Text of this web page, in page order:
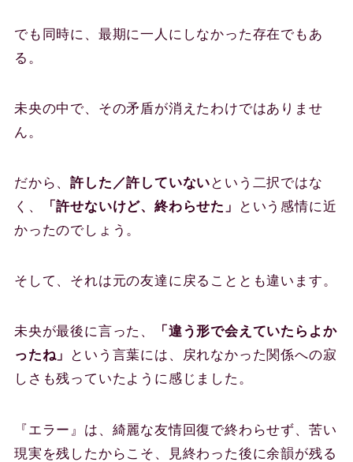
でも同時に、最期に一人にしなかった存在でもあ
る。
未央の中で、その矛盾が消えたわけではありませ
ん。
だから、許した／許していない という二択ではな
く、
「許せないけど、終わらせた」
という感情に近
かったのでしょう。
そして、それは元の友達に戻ることとも違います。
未央が最後に言った、
「違う形で会えていたらよか
ったね」
という言葉には、戻れなかった関係への寂
しさも残っていたように感じました。
『エラー』は、綺麗な友情回復で終わらせず、苦い
現実を残したからこそ、見終わった後に余韻が残る